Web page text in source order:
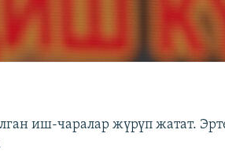
иш-чаралар жүрүп жатат.